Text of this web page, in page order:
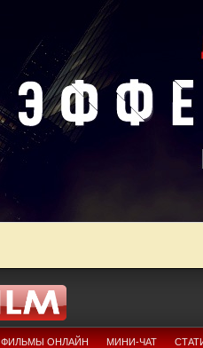
ФИЛЬМЫ ОНЛАЙН МИНИ-ЧАТ